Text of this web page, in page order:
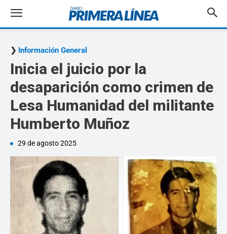
Información General
Inicia el juicio por la
desaparición como crimen de
Lesa Humanidad del militante
Humberto Muñoz
29 de agosto 2025